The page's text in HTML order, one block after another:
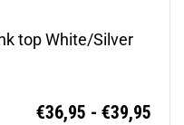
top White/Silver
€36,95 - €39,95